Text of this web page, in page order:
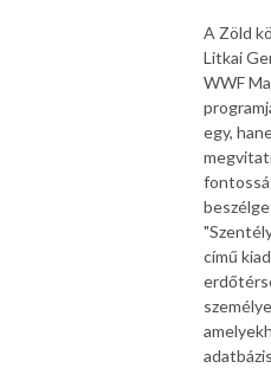
A Zöld
Litkai
WWF
egy,
című